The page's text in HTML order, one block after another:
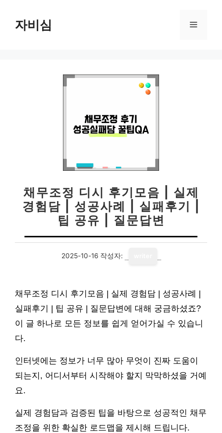
자비심 메
채무조정 디시 후기모음 | 실제
경험담 | 성공사례 | 실패후기 |
팁 공유 | 질문답변
2025-10-16 작성자:
채무조정 디시 후기모음 | 실제 경험담 | 성공사례 |
실패후기 | 팁 공유 | 질문답변에 대해 궁금하셨죠?
이 글 하나로 모든 정보를 쉽게 얻어가실 수 있습니
다.
인터넷에는 정보가 너무 많아 무엇이 진짜 도움이
되는지, 어디서부터 시작해야 할지 막막하셨을 거예
요.
실제 경험담과 검증된 팁을 바탕으로 성공적인 채무
조정을 위한 확실한 로드맵을 제시해 드립니다.